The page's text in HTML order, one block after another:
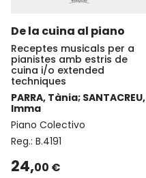
De la cuina al piano
Receptes musicals per a
pianistes amb estris de
cuina i/o extended
techniques
PARRA, Tània; SANTACREU,
Imma
Piano Colectivo
Reg.: B.4191
24,00 €